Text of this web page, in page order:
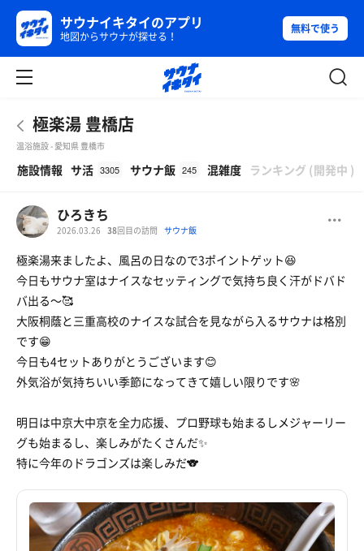
サウナイキタイのアプリ
地図からサウナが探せる！
無料で使う
極楽湯 豊橋店
温浴施設 - 愛知県 豊橋市
施設情報 サ活 3305 サウナ飯 245 混雑度 ランキング (開発中 )
ひろきち
2026.03.26 38回目の訪問 サウナ飯
極楽湯来ましたよ、風呂の日なので3ポイントゲット😆
今日もサウナ室はナイスなセッティングで気持ち良く汗がドバド
バ出る〜🥰
大阪桐蔭と三重高校のナイスな試合を見ながら入るサウナは格別
です😁
今日も4セットありがとうございます😊
外気浴が気持ちいい季節になってきて嬉しい限りです🌸
明日は中京大中京を全力応援、プロ野球も始まるしメジャーリー
グも始まるし、楽しみがたくさんだ✨
特に今年のドラゴンズは楽しみだ🐨